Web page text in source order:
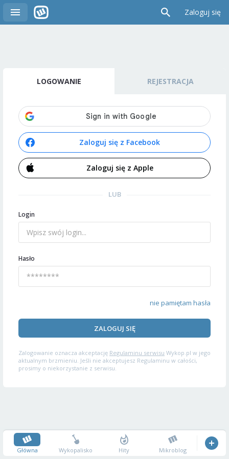
Zaloguj się
LOGOWANIE REJESTRACJA
Zaloguj się z Facebook
Zaloguj się z Apple
LUB
Login
Hasło
nie pamiętam hasła
ZALOGUJ SIĘ
Zalogowanie oznacza akceptację Regulaminu serwisu Wykop.pl w jego
aktualnym brzmieniu. Jeśli nie akceptujesz Regulaminu w całości,
prosimy o niekorzystanie z serwisu.
Główna Wykopalisko Hity Mikroblog